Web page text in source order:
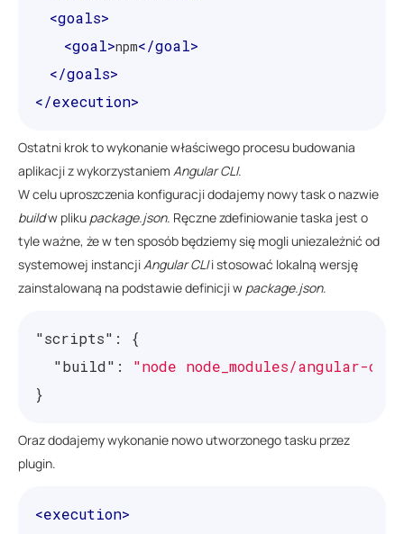
<goals>
<goal>npm</goal>
</goals>
</execution>
Ostatni krok to wykonanie właściwego procesu budowania
aplikacji z wykorzystaniem Angular CLI.
W celu uproszczenia konfiguracji dodajemy nowy task o nazwie
buildw pliku package.json. Ręczne zdefiniowanie taska jest o
tyle ważne, że w ten sposób będziemy się mogli uniezależnić od
systemowej instancjiAngular CLIi stosować lokalną wersję
zainstalowaną na podstawie definicji w package.json.
"scripts" :
{
"build" :
"node node_modules/angular-
}
Oraz dodajemy wykonanie nowo utworzonego tasku przez
plugin.
<execution>